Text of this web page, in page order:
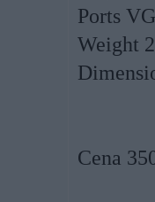
Ports
Weight
Cena